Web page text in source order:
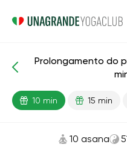
Prolongamento do
10 min 15 min
10 asana